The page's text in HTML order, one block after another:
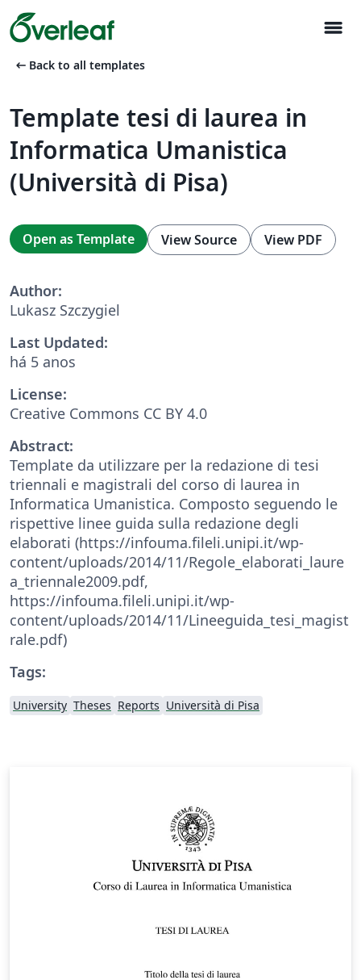
menu
arrow_left_alt Back to all templates
Template tesi di laurea in
Informatica Umanistica
(Università di Pisa)
Open as Template View Source View PDF
Author:
Lukasz Szczygiel
Last Updated:
há 5 anos
License:
Creative Commons CC BY 4.0
Abstract:
Template da utilizzare per la redazione di tesi
triennali e magistrali del corso di laurea in
Informatica Umanistica. Composto seguendo le
rispettive linee guida sulla redazione degli
elaborati (https://infouma.fileli.unipi.it/wp-
content/uploads/2014/11/Regole_elaborati_laure
a_triennale2009.pdf,
https://infouma.fileli.unipi.it/wp-
content/uploads/2014/11/Lineeguida_tesi_magist
rale.pdf)
Tags:
University Theses Reports Università di Pisa